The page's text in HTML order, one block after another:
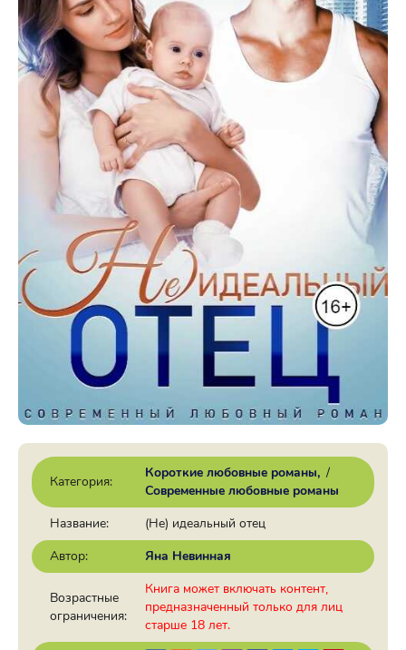
Категория:
Короткие любовные романы /
Современные любовные романы
Название:
(Не) идеальный отец
Автор:
Яна Невинная
Возрастные
ограничения:
Книга может включать контент,
предназначенный только для лиц
старше 18 лет.